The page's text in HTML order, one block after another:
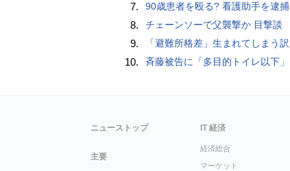
7. 90歳患者を殴る? 看護助手を逮捕
8. チェーンソーで父襲撃か 目撃談
9. 「避難所格差」生まれてしまう訳
10. 斉藤被告に「多目的トイレ以下」
ニューストップ
主要
IT 経済
経済総合
マーケット